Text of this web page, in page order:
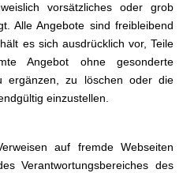
vorsätzliches oder grob
Alle Angebote sind freibleibend
es sich ausdrücklich vor, Teile
Angebot ohne gesonderte
ergänzen, zu löschen oder die
einzustellen.
auf fremde Webseiten
Verantwortungsbereiches des